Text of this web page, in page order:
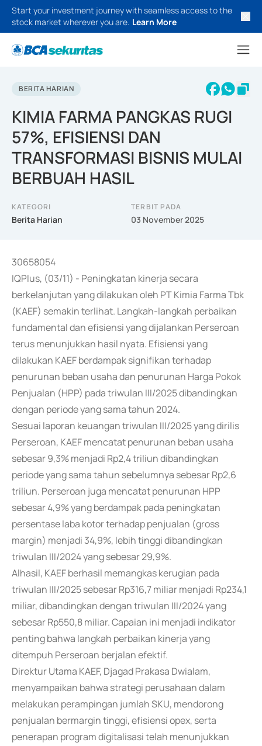
Start your investment journey with seamless access to the
stock market wherever you are. Learn More
BERITA HARIAN
KIMIA FARMA PANGKAS RUGI
57%, EFISIENSI DAN
TRANSFORMASI BISNIS MULAI
BERBUAH HASIL
KATEGORI
Berita Harian
TERBIT PADA
03 November 2025
30658054
IQPlus, (03/11) - Peningkatan kinerja secara
berkelanjutan yang dilakukan oleh PT Kimia Farma Tbk
(KAEF) semakin terlihat. Langkah-langkah perbaikan
fundamental dan efisiensi yang dijalankan Perseroan
terus menunjukkan hasil nyata. Efisiensi yang
dilakukan KAEF berdampak signifikan terhadap
penurunan beban usaha dan penurunan Harga Pokok
Penjualan (HPP) pada triwulan III/2025 dibandingkan
dengan periode yang sama tahun 2024.
Sesuai laporan keuangan triwulan III/2025 yang dirilis
Perseroan, KAEF mencatat penurunan beban usaha
sebesar 9,3% menjadi Rp2,4 triliun dibandingkan
periode yang sama tahun sebelumnya sebesar Rp2,6
triliun. Perseroan juga mencatat penurunan HPP
sebesar 4,9% yang berdampak pada peningkatan
persentase laba kotor terhadap penjualan (gross
margin) menjadi 34,9%, lebih tinggi dibandingkan
triwulan III/2024 yang sebesar 29,9%.
Alhasil, KAEF berhasil memangkas kerugian pada
triwulan III/2025 sebesar Rp316,7 miliar menjadi Rp234,1
miliar, dibandingkan dengan triwulan III/2024 yang
sebesar Rp550,8 miliar. Capaian ini menjadi indikator
penting bahwa langkah perbaikan kinerja yang
ditempuh Perseroan berjalan efektif.
Direktur Utama KAEF, Djagad Prakasa Dwialam,
menyampaikan bahwa strategi perusahaan dalam
melakukan perampingan jumlah SKU, mendorong
penjualan bermargin tinggi, efisiensi opex, serta
penerapan program digitalisasi telah menunjukkan